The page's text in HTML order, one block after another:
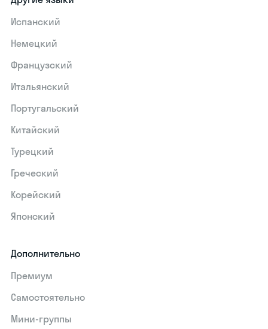
Испанский
Немецкий
Французский
Итальянский
Португальский
Китайский
Турецкий
Греческий
Корейский
Японский
Дополнительно
Премиум
Самостоятельно
Мини-группы